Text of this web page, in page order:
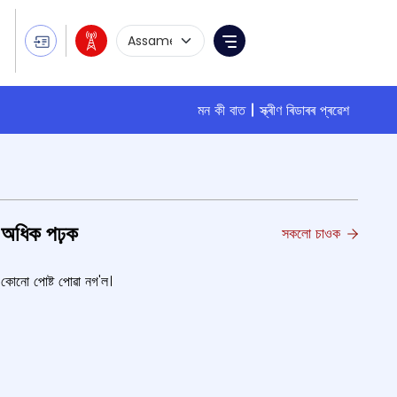
Language Selection
Menu
মন কী বাত স্ক্ৰীণ ৰিডাৰৰ প্ৰৱেশ
অধিক পঢ়ক সকলো চাওক
কোনো পোষ্ট পোৱা নগ'ল।